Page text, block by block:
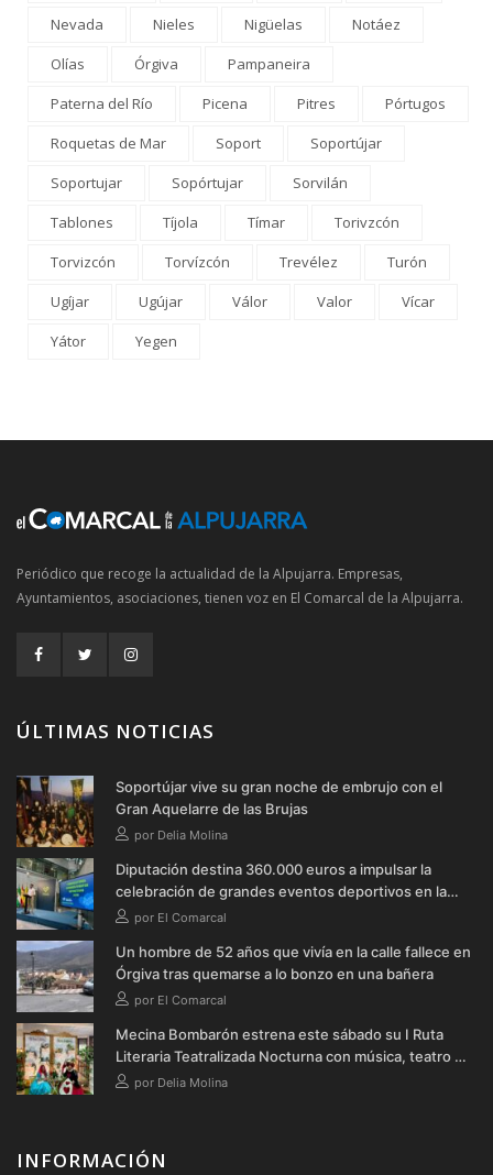
Nevada
Nieles Nigüelas
Notáez
Olías
Órgiva
Pampaneira
Paterna del Río
Picena Pitres
Pórtugos
Roquetas de Mar
Soport
Soportújar
Soportujar
Sopórtujar
Sorvilán
Tablones
Tíjola Tímar
Torivzcón
Torvizcón
Torvízcón Trevélez
Turón
Ugíjar
Ugújar Válor Valor
Vícar
Yátor
Yegen
Periódico que recoge la actualidad de la Alpujarra. Empresas,
Ayuntamientos, asociaciones, tienen voz en El Comarcal de la Alpujarra.
ÚLTIMAS NOTICIAS
Soportújar vive su gran noche de embrujo con el
Gran Aquelarre de las Brujas
por Delia Molina
Diputación destina 360.000 euros a impulsar la
celebración de grandes eventos deportivos en la
provincia durante 2026
por El Comarcal
Un hombre de 52 años que vivía en la calle fallece en
Órgiva tras quemarse a lo bonzo en una bañera
por El Comarcal
Mecina Bombarón estrena este sábado su I Ruta
Literaria Teatralizada Nocturna con música, teatro y
verbena
por Delia Molina
INFORMACIÓN